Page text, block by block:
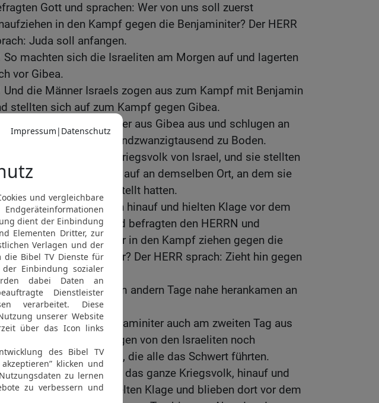
Gott und sprachen: Wer von uns soll zuerst
in den Kampf gegen die Benjaminiter? Der HERR
Juda soll anfangen.
So machten sich die Israeliten am Morgen auf und lagerten
vor Gibea.
Und die Männer Israels zogen aus zum Kampf mit Benjamin
stellten sich auf zum Kampf gegen Gibea.
Da fielen die Benjaminiter aus Gibea aus und schlugen an
Tage von Israel zweiundzwanzigtausend zu Boden.
Da ermannte sich das Kriegsvolk von Israel, und sie stellten
abermals zum Kampf auf an demselben Ort, an dem sie
am ersten Tag aufgestellt hatten.
Und die Israeliten zogen hinauf und hielten Klage vor dem
bis zum Abend und befragten den HERRN und
Sollen wir wieder in den Kampf ziehen gegen die
unsere Brüder? Der HERR sprach: Zieht hin gegen
Und als die Israeliten am andern Tage nahe herankamen an
Benjaminiter,
da zogen ihnen die Benjaminiter auch am zweiten Tag aus
entgegen und schlugen von den Israeliten noch
zu Boden, die alle das Schwert führten.
Da zogen alle Israeliten, das ganze Kriegsvolk, hinauf und
nach Bethel und hielten Klage und blieben dort vor dem